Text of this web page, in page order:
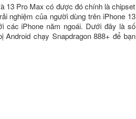
13 Pro Max có được đó chính là chipset
nghiệm của người dùng trên iPhone 13
các iPhone năm ngoái. Dưới đây là số
chạy Snapdragon 888+ để bạn